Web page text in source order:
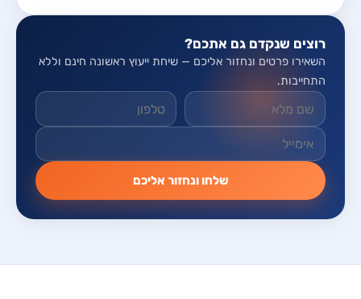
רוצים שנקדם גם אתכם?
השאירו פרטים ונחזור אליכם — שיחת ייעוץ ראשונה חינם וללא
התחייבות.
שלחו ונחזור אליכם
אל תמלאו שדה זה